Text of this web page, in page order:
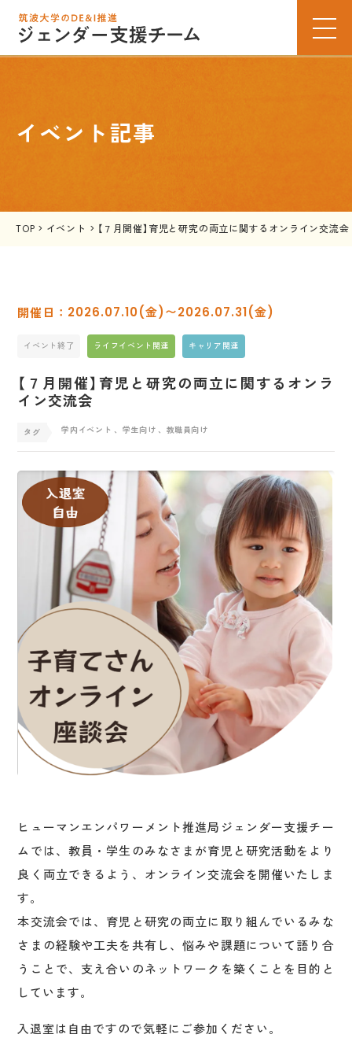
イベント記事
TOP > イベント > 【７月開催】育児と研究の両立に関するオンライン交流会
2026.07.10(金)〜2026.07.31(金)
イベント終了 ライフイベント関連 キャリア関連
【７月開催】育児と研究の両立に関するオンラ
イン交流会
学内イベント 、学生向け 、教職員向け
ヒューマンエンパワーメント推進局ジェンダー支援チー
ムでは、教員・学生のみなさまが育児と研究活動をより
良く両立できるよう、オンライン交流会を開催いたしま
す。
本交流会では、育児と研究の両立に取り組んでいるみな
さまの経験や工夫を共有し、悩みや課題について語り合
うことで、支え合いのネットワークを築くことを目的と
しています。
入退室は自由ですので気軽にご参加ください。